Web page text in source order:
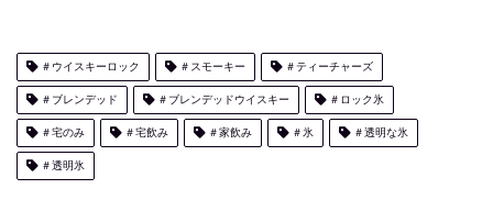
＃ウイスキーロック ＃スモーキー ＃ティーチャーズ
＃ブレンデッド ＃ブレンデッドウイスキー ＃ロック氷
＃宅のみ ＃宅飲み ＃家飲み ＃氷 ＃透明な氷
＃透明氷